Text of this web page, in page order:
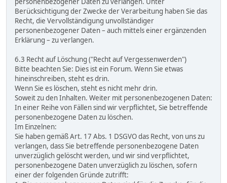
Berücksichtigung der Zwecke der Verarbeitung haben Sie das
Recht, die Vervollständigung unvollständiger
personenbezogener Daten – auch mittels einer ergänzenden
Erklärung – zu verlangen.
6.3 Recht auf Löschung ("Recht auf Vergessenwerden")
Bitte beachten Sie: Dies ist ein Forum. Wenn Sie etwas
hineinschreiben, steht es drin.
Wenn Sie es löschen, steht es nicht mehr drin.
Soweit zu den Inhalten. Weiter mit personenbezogenen Daten:
In einer Reihe von Fällen sind wir verpflichtet, Sie betreffende
personenbezogene Daten zu löschen.
Im Einzelnen:
Sie haben gemäß Art. 17 Abs. 1 DSGVO das Recht, von uns zu
verlangen, dass Sie betreffende personenbezogene Daten
unverzüglich gelöscht werden, und wir sind verpflichtet,
personenbezogene Daten unverzüglich zu löschen, sofern
einer der folgenden Gründe zutrifft: